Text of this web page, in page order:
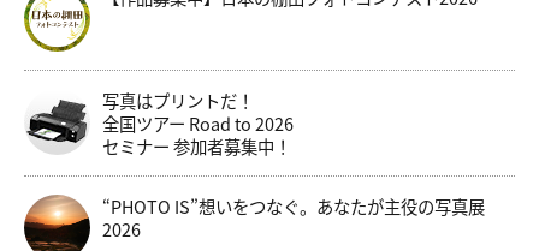
写真はプリントだ！
全国ツアー Road to 2026
セミナー 参加者募集中！
“PHOTO IS”想いをつなぐ。あなたが主役の写真展
2026